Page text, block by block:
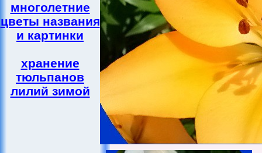
многолетние
цветы названия
и картинки
хранение
тюльпанов
лилий зимой